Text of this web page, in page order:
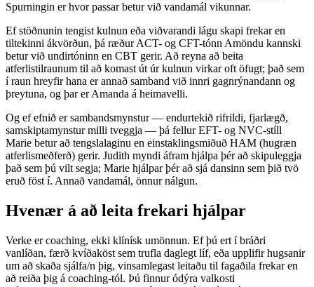
Spurningin er hvor passar betur við vandamál vikunnar.
Ef stöðnunin tengist kulnun eða viðvarandi lágu skapi frekar en
tiltekinni ákvörðun, þá ræður ACT- og CFT-tónn Amöndu kannski
betur við undirtóninn en CBT gerir. Að reyna að beita
atferlistilraunum til að komast út úr kulnun virkar oft öfugt; það sem
í raun hreyfir hana er annað samband við innri gagnrýnandann og
þreytuna, og þar er Amanda á heimavelli.
Og ef efnið er sambandsmynstur — endurtekið rifrildi, fjarlægð,
samskiptamynstur milli tveggja — þá fellur EFT- og NVC-stíll
Marie betur að tengslalaginu en einstaklingsmiðuð HAM (hugræn
atferlismeðferð) gerir. Judith myndi áfram hjálpa þér að skipuleggja
það sem þú vilt segja; Marie hjálpar þér að sjá dansinn sem þið tvö
eruð föst í. Annað vandamál, önnur nálgun.
Hvenær á að leita frekari hjálpar
Verke er coaching, ekki klínísk umönnun. Ef þú ert í bráðri
vanlíðan, færð kvíðaköst sem trufla daglegt líf, eða upplifir hugsanir
um að skaða sjálfa/n þig, vinsamlegast leitaðu til fagaðila frekar en
að reiða þig á coaching-tól. Þú finnur ódýra valkosti